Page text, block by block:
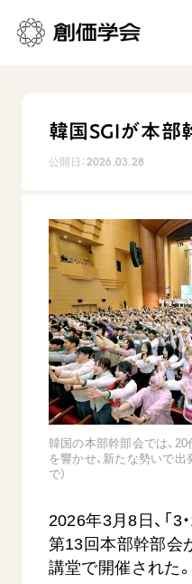
御本尊
聖典
日蓮大聖人の仏法（教学入
釈尊～法華経
日蓮大聖人
創価学会の三代会長
初代会長・牧口常三郎
第2代会長・戸田城聖先
日常の活動
朝晩の祈り（勤行・唱題）
座談会
仏法を学ぶ
仏法を語る
主な行事
年間の活動について
友人葬
彼岸
平和・文化・教育
「平和の文化」を構築
核兵器の廃絶に向け連帯
「人権文化」「ジェンダー
「持続可能な開発目標（
人道支援
音楽活動
展示活動
教育本部の活動
世界の創価学会
各国ウェブサイト
世界の創価学会の歴史
基本情報
創価学会 会憲
創価学会 会則
組織・機構
沿革
略年表
会員サポート
座談会御書ｅ講義
小説『新・人間革命』『人
関連リンク
創価学会総本部
墓地公園・納骨堂
聖教電子版
聖教ブックストア
ご利用にあたって
韓国SGIが本部
公開日：2026.03.28
韓国の本部幹部会では、
を響かせ、新たな勢いで
で）
2026年3月8日、「3
第13回本部幹部会
講堂で開催された。